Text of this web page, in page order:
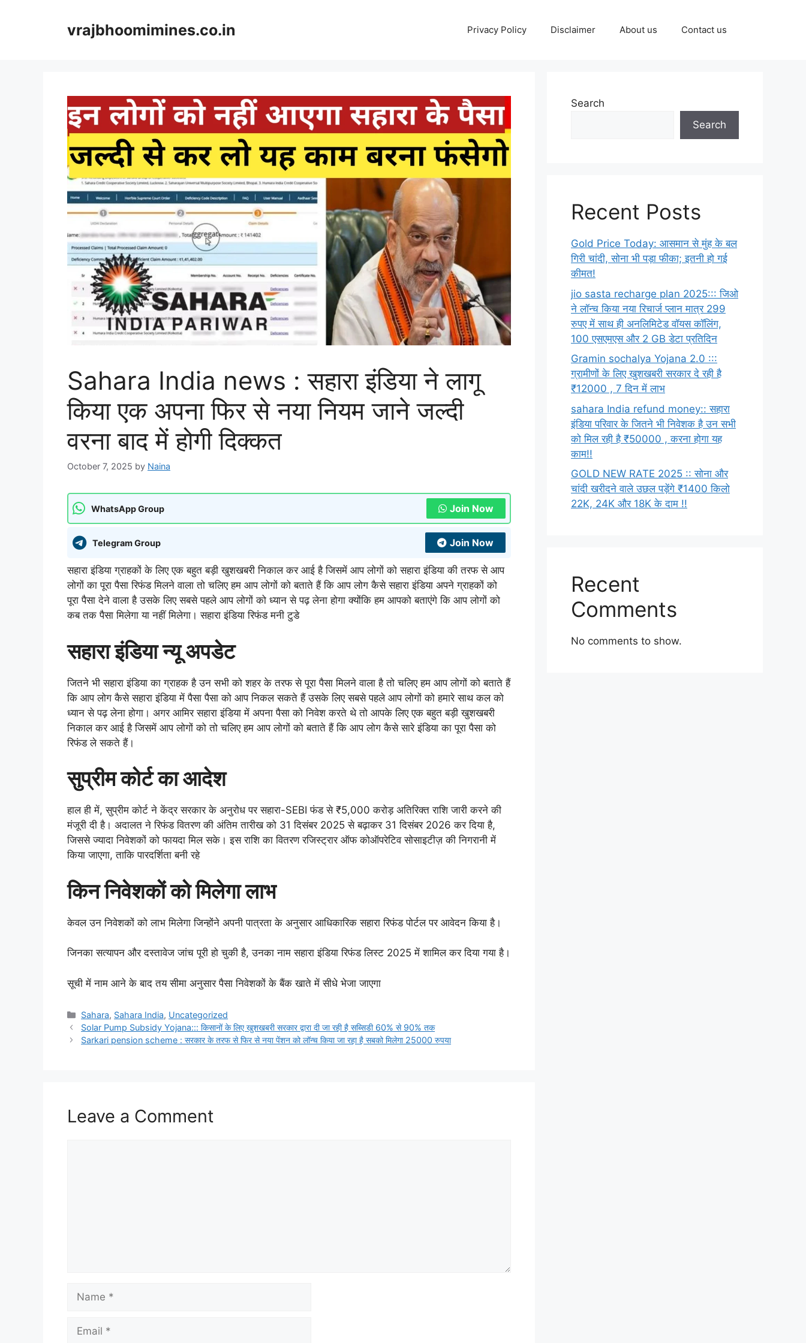
vrajbhoomimines.co.in Privacy Policy Disclaimer About us Contact us
Sahara India news : सहारा इंडिया ने लागू
किया एक अपना फिर से नया नियम जाने जल्दी
वरना बाद में होगी दिक्कत
October 7, 2025 by Naina
WhatsApp Group Join Now
Telegram Group Join Now
सहारा इंडिया ग्राहकों के लिए एक बहुत बड़ी खुशखबरी निकाल कर आई है जिसमें आप लोगों को सहारा इंडिया की तरफ से आप
लोगों का पूरा पैसा रिफंड मिलने वाला तो चलिए हम आप लोगों को बताते हैं कि आप लोग कैसे सहारा इंडिया अपने ग्राहकों को
पूरा पैसा देने वाला है उसके लिए सबसे पहले आप लोगों को ध्यान से पढ़ लेना होगा क्योंकि हम आपको बताएंगे कि आप लोगों को
कब तक पैसा मिलेगा या नहीं मिलेगा। सहारा इंडिया रिफंड मनी टुडे
सहारा इंडिया न्यू अपडेट
जितने भी सहारा इंडिया का ग्राहक है उन सभी को शहर के तरफ से पूरा पैसा मिलने वाला है तो चलिए हम आप लोगों को बताते हैं
कि आप लोग कैसे सहारा इंडिया में पैसा पैसा को आप निकल सकते हैं उसके लिए सबसे पहले आप लोगों को हमारे साथ कल को
ध्यान से पढ़ लेना होगा। अगर आमिर सहारा इंडिया में अपना पैसा को निवेश करते थे तो आपके लिए एक बहुत बड़ी खुशखबरी
निकाल कर आई है जिसमें आप लोगों को तो चलिए हम आप लोगों को बताते हैं कि आप लोग कैसे सारे इंडिया का पूरा पैसा को
रिफंड ले सकते हैं।
सुप्रीम कोर्ट का आदेश
हाल ही में, सुप्रीम कोर्ट ने केंद्र सरकार के अनुरोध पर सहारा-SEBI फंड से ₹5,000 करोड़ अतिरिक्त राशि जारी करने की
मंजूरी दी है। अदालत ने रिफंड वितरण की अंतिम तारीख को 31 दिसंबर 2025 से बढ़ाकर 31 दिसंबर 2026 कर दिया है,
जिससे ज्यादा निवेशकों को फायदा मिल सके। इस राशि का वितरण रजिस्ट्रार ऑफ कोऑपरेटिव सोसाइटीज़ की निगरानी में
किया जाएगा, ताकि पारदर्शिता बनी रहे
किन निवेशकों को मिलेगा लाभ
केवल उन निवेशकों को लाभ मिलेगा जिन्होंने अपनी पात्रता के अनुसार आधिकारिक सहारा रिफंड पोर्टल पर आवेदन किया है।
जिनका सत्यापन और दस्तावेज जांच पूरी हो चुकी है, उनका नाम सहारा इंडिया रिफंड लिस्ट 2025 में शामिल कर दिया गया है।
सूची में नाम आने के बाद तय सीमा अनुसार पैसा निवेशकों के बैंक खाते में सीधे भेजा जाएगा
Categories
Sahara, Sahara India, Uncategorized
Solar Pump Subsidy Yojana::: किसानों के लिए खुशखबरी सरकार द्वारा दी जा रही है सब्सिडी 60% से 90% तक
Sarkari pension scheme : सरकार के तरफ से फिर से नया पेंशन को लॉन्च किया जा रहा है सबको मिलेगा 25000 रुपया
Leave a Comment
Search
Search
Recent Posts
Gold Price Today: आसमान से मुंह के बल
गिरी चांदी, सोना भी पड़ा फीका; इतनी हो गई
कीमत!
jio sasta recharge plan 2025::: जिओ
ने लॉन्च किया नया रिचार्ज प्लान मात्र 299
रुपए में साथ ही अनलिमिटेड वॉयस कॉलिंग,
100 एसएमएस और 2 GB डेटा प्रतिदिन
Gramin sochalya Yojana 2.0 :::
ग्रामीणों के लिए खुशखबरी सरकार दे रही है
₹12000 , 7 दिन में लाभ
sahara India refund money:: सहारा
इंडिया परिवार के जितने भी निवेशक है उन सभी
को मिल रही है ₹50000 , करना होगा यह
काम!!
GOLD NEW RATE 2025 :: सोना और
चांदी खरीदने वाले उछल पड़ेंगे ₹1400 किलो
22K, 24K और 18K के दाम !!
Recent
Comments
No comments to show.